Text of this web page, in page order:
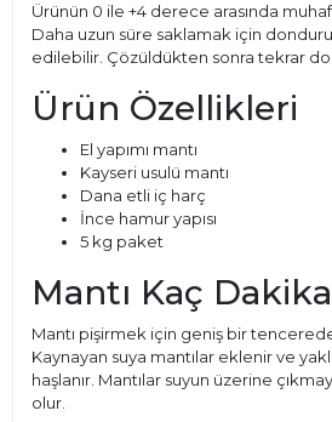
Ürünün 0 ile +4 derece arasında
Daha uzun süre saklamak için
edilebilir. Çözüldükten sonra tekrar
Ürün Özellikleri
El yapımı mantı
Kayseri usulü mantı
Dana etli iç harç
İnce hamur yapısı
5 kg paket
Mantı Kaç
Mantı pişirmek için geniş bir tencerede
Kaynayan suya mantılar eklenir ve
haşlanır. Mantılar suyun üzerine
olur.